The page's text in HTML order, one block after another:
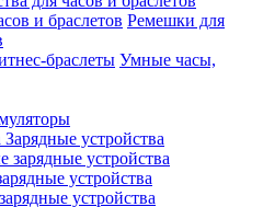
Ремешки для
Умные часы,
Зарядные устройства
устройства